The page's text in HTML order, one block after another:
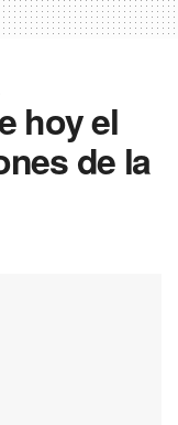
hoy el
de la